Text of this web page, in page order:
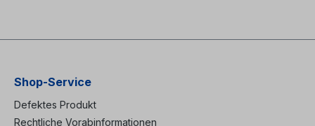
Shop-Service
Defektes Produkt
Rechtliche Vorabinformationen